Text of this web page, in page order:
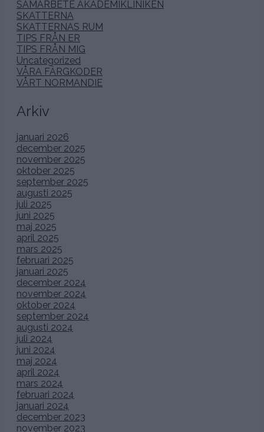
SAMARBETE AKADEMIKLINIKEN
SKATTERNA
SKATTERNAS RUM
TIPS FRÅN ER
TIPS FRÅN MIG
Uncategorized
VÅRA FÄRGKODER
VÅRT NORMANDIE
Arkiv
januari 2026
december 2025
november 2025
oktober 2025
september 2025
augusti 2025
juli 2025
juni 2025
maj 2025
april 2025
mars 2025
februari 2025
januari 2025
december 2024
november 2024
oktober 2024
september 2024
augusti 2024
juli 2024
juni 2024
maj 2024
april 2024
mars 2024
februari 2024
januari 2024
december 2023
november 2023